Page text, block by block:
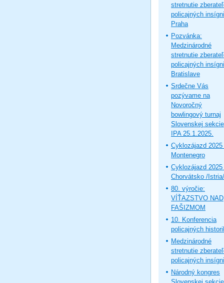
stretnutie
policajných
Praha
Pozvánka:
Medzinárodné
stretnutie
policajných
Bratislave
Srdečne Vás
pozývame na
Novoročný
bowlingový turnaj
Slovenskej sekcie
IPA 25.1.2025.
Cyklozájazd 2025
Montenegro
Cyklozájazd 2025
Chorvátsko /Istria/
80. výročie:
VÍŤAZSTVO NAD
FAŠIZMOM
10. Konferencia
policajných
Medzinárodné
stretnutie
policajných
Národný kongres